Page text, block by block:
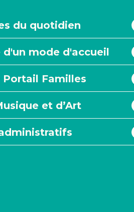
du quotidien
d'un mode d'accueil
Portail Familles
et d’Art